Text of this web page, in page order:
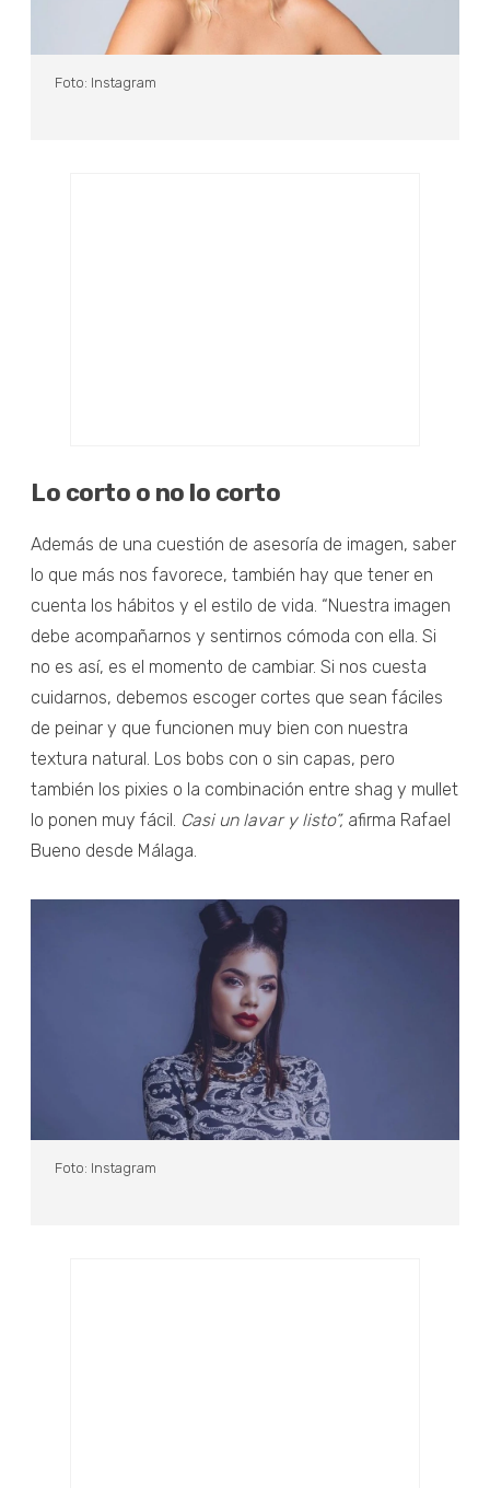
Foto: Instagram
Lo corto o no lo corto
Además de una cuestión de asesoría de imagen, saber
lo que más nos favorece, también hay que tener en
cuenta los hábitos y el estilo de vida. “Nuestra imagen
debe acompañarnos y sentirnos cómoda con ella. Si
no es así, es el momento de cambiar. Si nos cuesta
cuidarnos, debemos escoger cortes que sean fáciles
de peinar y que funcionen muy bien con nuestra
textura natural. Los bobs con o sin capas, pero
también los pixies o la combinación entre shag y mullet
lo ponen muy fácil. Casi un lavar y listo”, afirma Rafael
Bueno desde Málaga.
Foto: Instagram